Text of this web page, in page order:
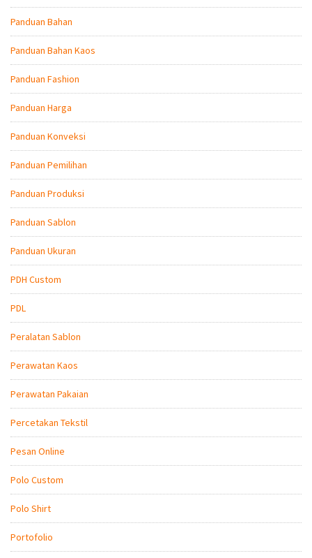
Panduan Bahan
Panduan Bahan Kaos
Panduan Fashion
Panduan Harga
Panduan Konveksi
Panduan Pemilihan
Panduan Produksi
Panduan Sablon
Panduan Ukuran
PDH Custom
PDL
Peralatan Sablon
Perawatan Kaos
Perawatan Pakaian
Percetakan Tekstil
Pesan Online
Polo Custom
Polo Shirt
Portofolio